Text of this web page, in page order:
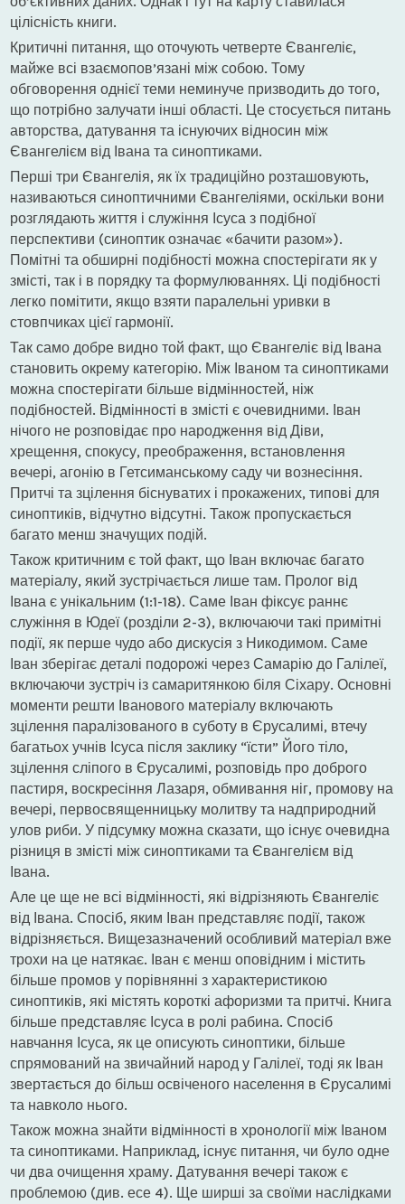
цілісність книги.
Критичні питання, що оточують четверте Євангеліє,
майже всі взаємопов’язані між собою. Тому
обговорення однієї теми неминуче призводить до того,
що потрібно залучати інші області. Це стосується питань
авторства, датування та існуючих відносин між
Євангелієм від Івана та синоптиками.
Перші три Євангелія, як їх традиційно розташовують,
називаються синоптичними Євангеліями, оскільки вони
розглядають життя і служіння Ісуса з подібної
перспективи (синоптик означає «бачити разом»).
Помітні та обширні подібності можна спостерігати як у
змісті, так і в порядку та формулюваннях. Ці подібності
легко помітити, якщо взяти паралельні уривки в
стовпчиках цієї гармонії.
Так само добре видно той факт, що Євангеліє від Івана
становить окрему категорію. Між Іваном та синоптиками
можна спостерігати більше відмінностей, ніж
подібностей. Відмінності в змісті є очевидними. Іван
нічого не розповідає про народження від Діви,
хрещення, спокусу, преображення, встановлення
вечері, агонію в Гетсиманському саду чи вознесіння.
Притчі та зцілення біснуватих і прокажених, типові для
синоптиків, відчутно відсутні. Також пропускається
багато менш значущих подій.
Також критичним є той факт, що Іван включає багато
матеріалу, який зустрічається лише там. Пролог від
Івана є унікальним (1:1-18). Саме Іван фіксує раннє
служіння в Юдеї (розділи 2-3), включаючи такі примітні
події, як перше чудо або дискусія з Никодимом. Саме
Іван зберігає деталі подорожі через Самарію до Галілеї,
включаючи зустріч із самаритянкою біля Сіхару. Основні
моменти решти Іванового матеріалу включають
зцілення паралізованого в суботу в Єрусалимі, втечу
багатьох учнів Ісуса після заклику “їсти” Його тіло,
зцілення сліпого в Єрусалимі, розповідь про доброго
пастиря, воскресіння Лазаря, обмивання ніг, промову на
вечері, первосвященницьку молитву та надприродний
улов риби. У підсумку можна сказати, що існує очевидна
різниця в змісті між синоптиками та Євангелієм від
Івана.
Але це ще не всі відмінності, які відрізняють Євангеліє
від Івана. Спосіб, яким Іван представляє події, також
відрізняється. Вищезазначений особливий матеріал вже
трохи на це натякає. Іван є менш оповідним і містить
більше промов у порівнянні з характеристикою
синоптиків, які містять короткі афоризми та притчі. Книга
більше представляє Ісуса в ролі рабина. Спосіб
навчання Ісуса, як це описують синоптики, більше
спрямований на звичайний народ у Галілеї, тоді як Іван
звертається до більш освіченого населення в Єрусалимі
та навколо нього.
Також можна знайти відмінності в хронології між Іваном
та синоптиками. Наприклад, існує питання, чи було одне
чи два очищення храму. Датування вечері також є
проблемою (див. есе 4). Ще ширші за своїми наслідками